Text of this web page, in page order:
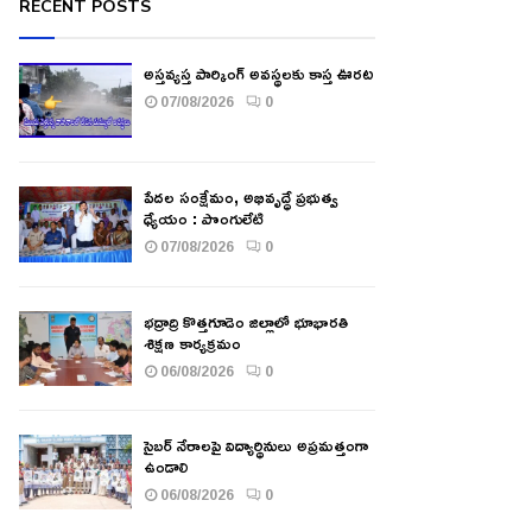
RECENT POSTS
అస్తవ్యస్త పార్కింగ్ అవస్థలకు కాస్త ఊరట
07/08/2026 0
పేదల సంక్షేమం, అభివృద్ధే ప్రభుత్వ
ధ్యేయం : పొంగులేటి
07/08/2026 0
భద్రాద్రి కొత్తగూడెం జిల్లాలో భూభారతి
శిక్షణ కార్యక్రమం
06/08/2026 0
సైబర్ నేరాలపై విద్యార్థినులు అప్రమత్తంగా
ఉండాలి
06/08/2026 0